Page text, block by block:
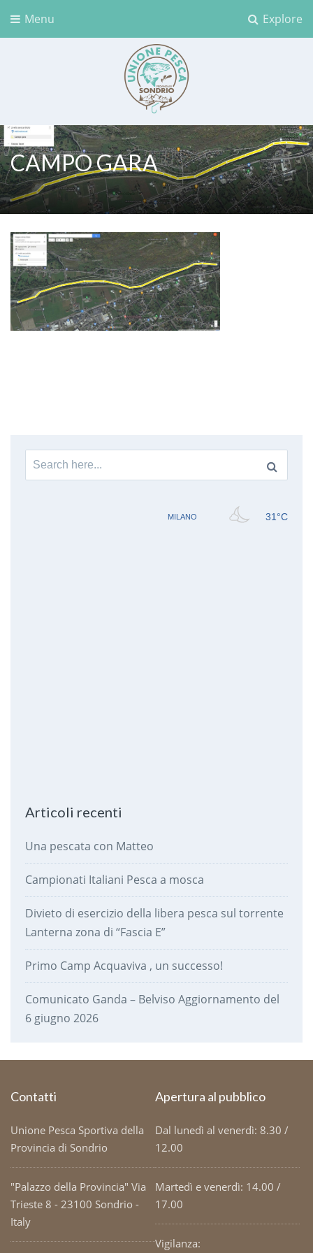
Explore
Menu
Unione Pesca Sondrio
CAMPO GARA
Search
for:
Articoli recenti
Una pescata con Matteo
Campionati Italiani Pesca a mosca
Divieto di esercizio della libera pesca sul torrente
Lanterna zona di “Fascia E”
Primo Camp Acquaviva , un successo!
Comunicato Ganda – Belviso Aggiornamento del
6 giugno 2026
Contatti
Unione Pesca Sportiva della
Provincia di Sondrio
"Palazzo della Provincia" Via
Trieste 8 - 23100 Sondrio -
Italy
Apertura al pubblico
Dal lunedì al venerdì: 8.30 /
12.00
Martedì e venerdì: 14.00 /
17.00
Vigilanza: